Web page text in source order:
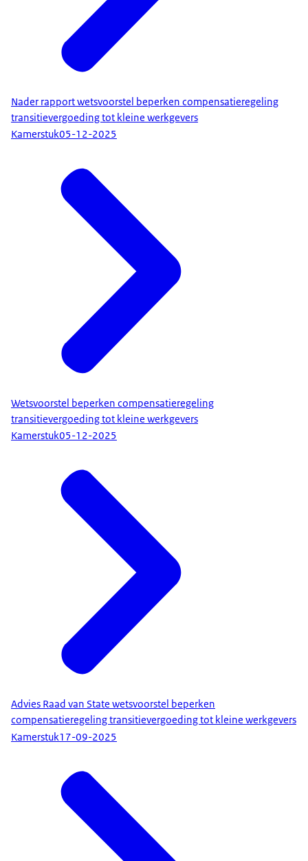
Nader rapport wetsvoorstel beperken compensatieregeling
transitievergoeding tot kleine werkgevers
Kamerstuk05-12-2025
Wetsvoorstel beperken compensatieregeling
transitievergoeding tot kleine werkgevers
Kamerstuk05-12-2025
Advies Raad van State wetsvoorstel beperken
compensatieregeling transitievergoeding tot kleine werkgevers
Kamerstuk17-09-2025